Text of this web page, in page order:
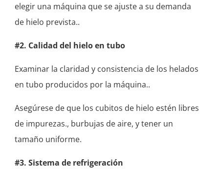
elegir una máquina que se ajuste a su demanda
de hielo prevista..
#2. Calidad del hielo en tubo
Examinar la claridad y consistencia de los helados
en tubo producidos por la máquina..
Asegúrese de que los cubitos de hielo estén libres
de impurezas., burbujas de aire, y tener un
tamaño uniforme.
#3. Sistema de refrigeración